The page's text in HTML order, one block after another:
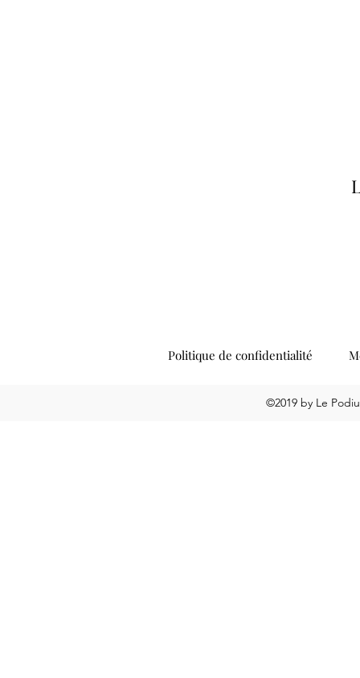
Politique de confidentialité
©2019 by Le